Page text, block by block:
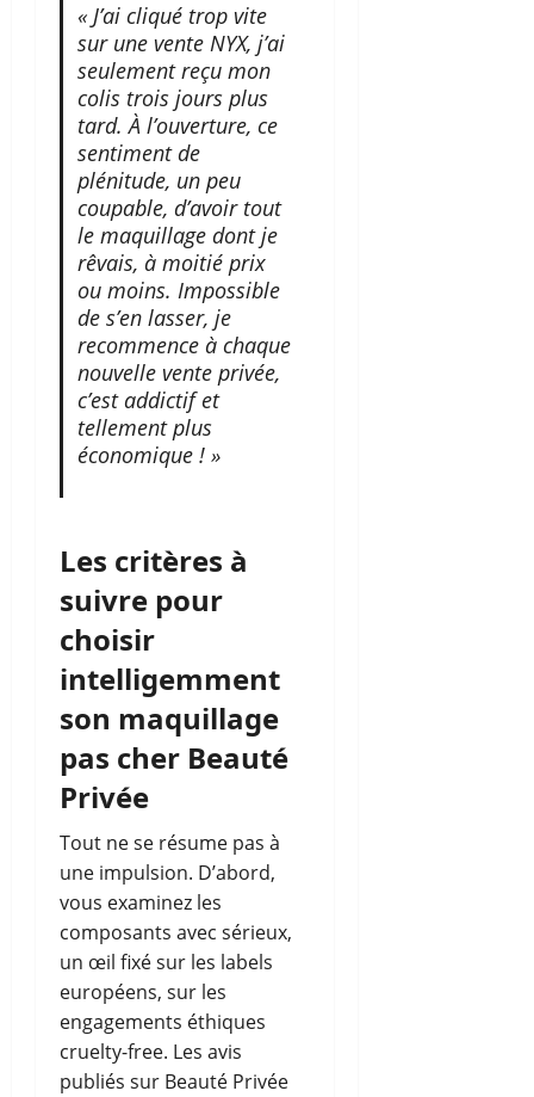
« J’ai cliqué trop vite
sur une vente NYX, j’ai
seulement reçu mon
colis trois jours plus
tard. À l’ouverture, ce
sentiment de
plénitude, un peu
coupable, d’avoir tout
le maquillage dont je
rêvais, à moitié prix
ou moins. Impossible
de s’en lasser, je
recommence à chaque
nouvelle vente privée,
c’est addictif et
tellement plus
économique ! »
Les critères à
suivre pour
choisir
intelligemment
son maquillage
pas cher Beauté
Privée
Tout ne se résume pas à
une impulsion. D’abord,
vous examinez les
composants avec sérieux,
un œil fixé sur les labels
européens, sur les
engagements éthiques
cruelty-free. Les avis
publiés sur Beauté Privée